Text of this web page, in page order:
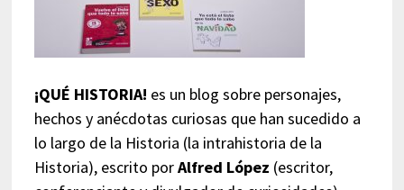
¡QUÉ HISTORIA! es un blog sobre personajes,
hechos y anécdotas curiosas que han sucedido a
lo largo de la Historia (la intrahistoria de la
Historia), escrito porAlfred López (escritor,